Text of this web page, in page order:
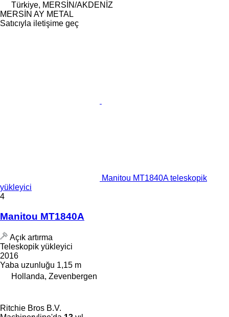
Türkiye, MERSİN/AKDENİZ
MERSİN AY METAL
Satıcıyla iletişime geç
Manitou MT1840A teleskopik
yükleyici
4
Manitou MT1840A
Açık artırma
Teleskopik yükleyici
2016
Yaba uzunluğu 1,15 m
Hollanda, Zevenbergen
Ritchie Bros B.V.